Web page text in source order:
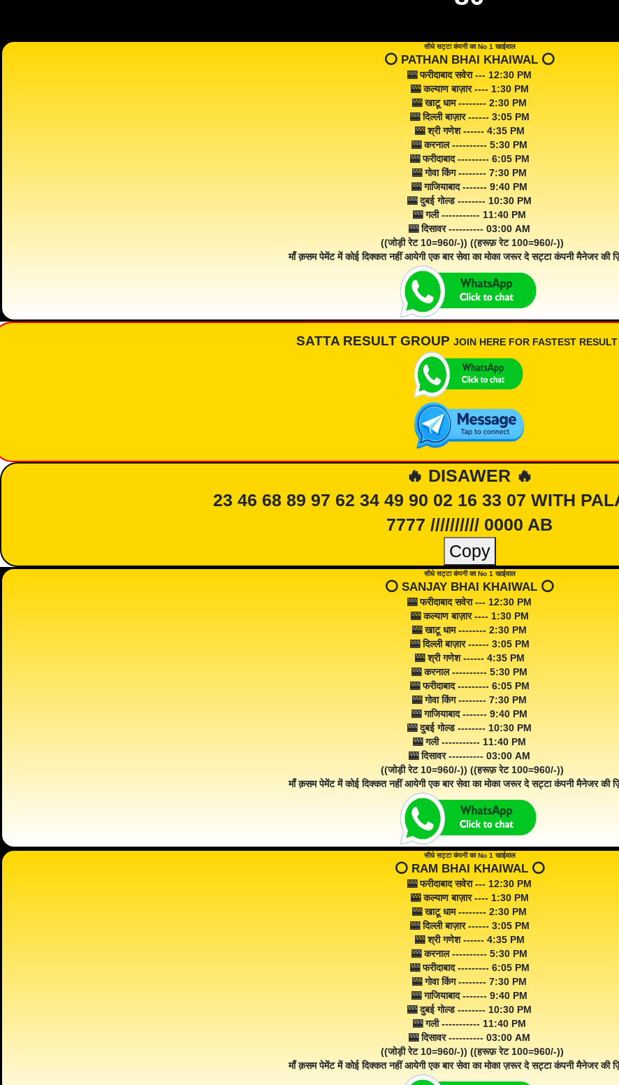
सीधे सट्टा कंपनी का No 1 खाईवाल
⭕️ PATHAN BHAI KHAIWAL ⭕️
🎰 फरीदाबाद सवेरा --- 12:30 PM
🎰 कल्याण बाज़ार ---- 1:30 PM
🎰 खाटू धाम -------- 2:30 PM
🎰 दिल्ली बाज़ार ------ 3:05 PM
🎰 श्री गणेश ------ 4:35 PM
🎰 करनाल ---------- 5:30 PM
🎰 फरीदाबाद --------- 6:05 PM
🎰 गोवा किंग -------- 7:30 PM
🎰 गाजियाबाद ------- 9:40 PM
🎰 दुबई गोल्ड -------- 10:30 PM
🎰 गली ----------- 11:40 PM
🎰 दिसावर ---------- 03:00 AM
((जोड़ी रेट 10=960/-)) ((हरूफ़ रेट 100=960/-))
माँ क़सम पेमेंट में कोई दिक्कत नहीं आयेगी एक बार सेवा का मोका जरूर दे सट्टा कंपनी मैनेजर की
SATTA RESULT GROUP JOIN HERE FOR FASTEST RESULT
🔥 DISAWER 🔥
23 46 68 89 97 62 34 49 90 02 16 33 07 WITH
7777 ////////// 0000 AB
Copy
सीधे सट्टा कंपनी का No 1 खाईवाल
⭕️ SANJAY BHAI KHAIWAL ⭕️
🎰 फरीदाबाद सवेरा --- 12:30 PM
🎰 कल्याण बाज़ार ---- 1:30 PM
🎰 खाटू धाम -------- 2:30 PM
🎰 दिल्ली बाज़ार ------ 3:05 PM
🎰 श्री गणेश ------ 4:35 PM
🎰 करनाल ---------- 5:30 PM
🎰 फरीदाबाद --------- 6:05 PM
🎰 गोवा किंग -------- 7:30 PM
🎰 गाजियाबाद ------- 9:40 PM
🎰 दुबई गोल्ड -------- 10:30 PM
🎰 गली ----------- 11:40 PM
🎰 दिसावर ---------- 03:00 AM
((जोड़ी रेट 10=960/-)) ((हरूफ़ रेट 100=960/-))
माँ क़सम पेमेंट में कोई दिक्कत नहीं आयेगी एक बार सेवा का मोका जरूर दे सट्टा कंपनी मैनेजर की
सीधे सट्टा कंपनी का No 1 खाईवाल
⭕️ RAM BHAI KHAIWAL ⭕️
🎰 फरीदाबाद सवेरा --- 12:30 PM
🎰 कल्याण बाज़ार ---- 1:30 PM
🎰 खाटू धाम -------- 2:30 PM
🎰 दिल्ली बाज़ार ------ 3:05 PM
🎰 श्री गणेश ------ 4:35 PM
🎰 करनाल ---------- 5:30 PM
🎰 फरीदाबाद --------- 6:05 PM
🎰 गोवा किंग -------- 7:30 PM
🎰 गाजियाबाद ------- 9:40 PM
🎰 दुबई गोल्ड -------- 10:30 PM
🎰 गली ----------- 11:40 PM
🎰 दिसावर ---------- 03:00 AM
((जोड़ी रेट 10=960/-)) ((हरूफ़ रेट 100=960/-))
माँ क़सम पेमेंट में कोई दिक्कत नहीं आयेगी एक बार सेवा का मोका ज़रूर दे सट्टा कंपनी मैनेजर की